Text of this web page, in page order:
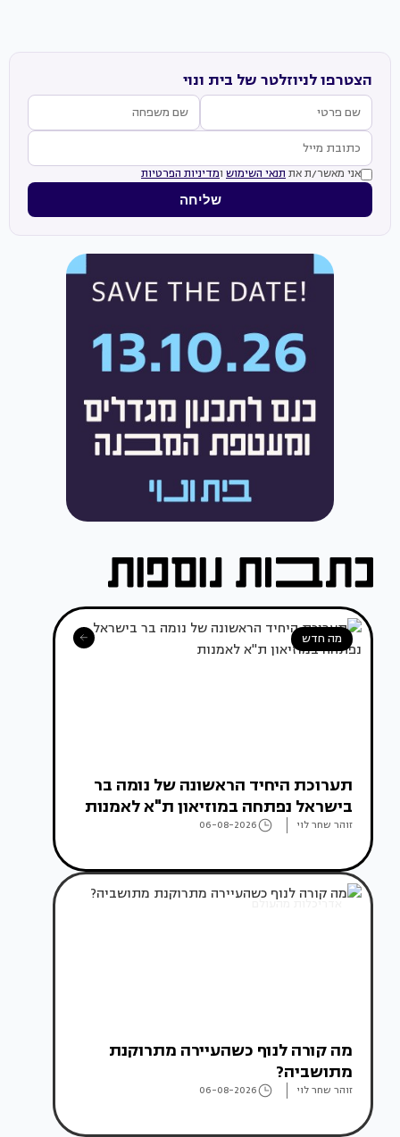
הצטרפו לניוזלטר של בית ונוי
אני מאשר/ת את תנאי השימוש ומדיניות הפרטיות
שליחה
מה חדש
תערוכת היחיד הראשונה של נומה בר
בישראל נפתחה במוזיאון ת"א לאמנות
זוהר שחר לוי 06-08-2026
אדריכלות מהעולם
מה קורה לנוף כשהעיירה מתרוקנת
מתושביה?
זוהר שחר לוי 06-08-2026